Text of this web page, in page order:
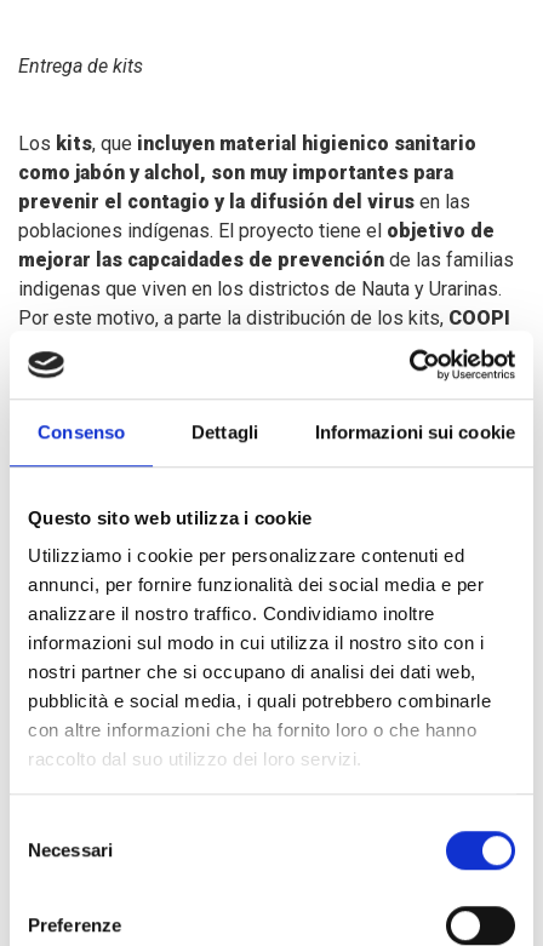
Consenso Dettagli Informazioni sui cookie
Questo sito web utilizza i cookie
Utilizziamo i cookie per personalizzare contenuti ed
annunci, per fornire funzionalità dei social media e per
analizzare il nostro traffico. Condividiamo inoltre
informazioni sul modo in cui utilizza il nostro sito con i
nostri partner che si occupano di analisi dei dati web,
pubblicità e social media, i quali potrebbero combinarle
con altre informazioni che ha fornito loro o che hanno
raccolto dal suo utilizzo dei loro servizi.
delNecessari
Preferenze
Entrega de kits
Los kits, que incluyen material higienico sanitario
como jabón y alchol, son muy importantes para
prevenir el contagio y la difusión del virus en las
poblaciones indígenas. El proyecto tiene el objetivo de
mejorar las capcaidades de prevención de las familias
indigenas que viven en los districtos de Nauta y Urarinas.
Por este motivo, a parte la distribución de los kits, COOPI
difunde mensajes clave
indicando cuales son las
correctas prácticas higienicas que se deben respectar para
protegerse del contagio.
Sensibilización en San Pedro de Chambira
Cuandoinició la emergencia sanitaria, varias
comunidades indigenasperuanas se aislaroncomo
extrema medida de prevención.De esta manera, sin
embargo, se interrumpió la comunicación con los
centros urbanos,lo cual limitó la posibildiad que la
rol de soporte para las comunidades
, brindandoles
herramientas e informaciones útiles para prevenir el